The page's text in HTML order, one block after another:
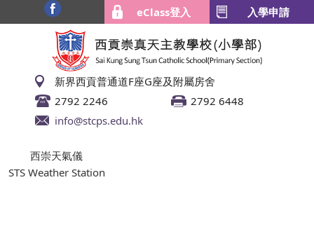
eClass登入 入學申請
新界西貢普通道F座G座及附屬房舍
2792 2246
2792 6448
info@stcps.edu.hk
西崇天氣儀
STS Weather Station